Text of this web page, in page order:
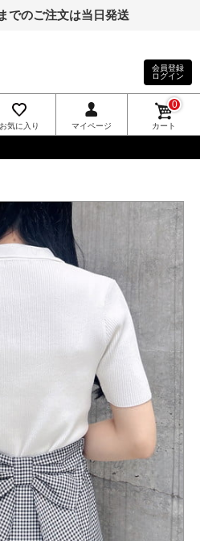
でのご注文は当日発送
会員登録
ログイン
お気に入り マイページ カート
0